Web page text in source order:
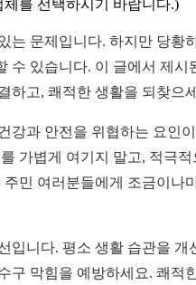
를 선택하시기 바랍니다.)
는 문제입니다. 하지만 당황
수 있습니다. 이 글에서 제시
하고, 쾌적한 생활을 되찾으
강과 안전을 위협하는 요인
가볍게 여기지 말고, 적극적
민 여러분들에게 조금이나
입니다. 평소 생활 습관을 개
구 막힘을 예방하세요. 쾌적